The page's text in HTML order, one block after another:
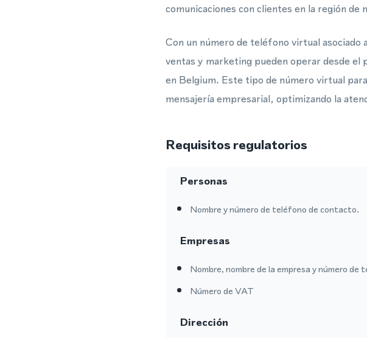
comunicaciones con clientes en la región de
Con un número de teléfono virtual asociado
ventas y marketing pueden operar desde
en Belgium. Este tipo de número virtual
mensajería empresarial, optimizando la
Requisitos regulatorios
Personas
Nombre y número de teléfono de contacto.
Empresas
Nombre, nombre de la empresa y número
Número de VAT
Dirección